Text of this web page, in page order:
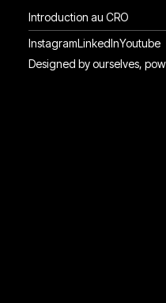
Définition
Introduction au CRO
Introduction au CRO
Instagram
Instagram
LinkedIn
LinkedIn
Youtube
Youtube
Designed by ourselves,